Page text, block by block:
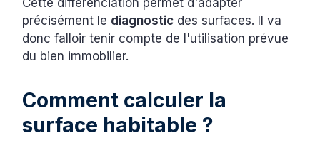
précisément le diagnostic des surfaces. Il va
donc falloir tenir compte de l'utilisation prévue
du bien immobilier.
Comment calculer la
surface habitable ?